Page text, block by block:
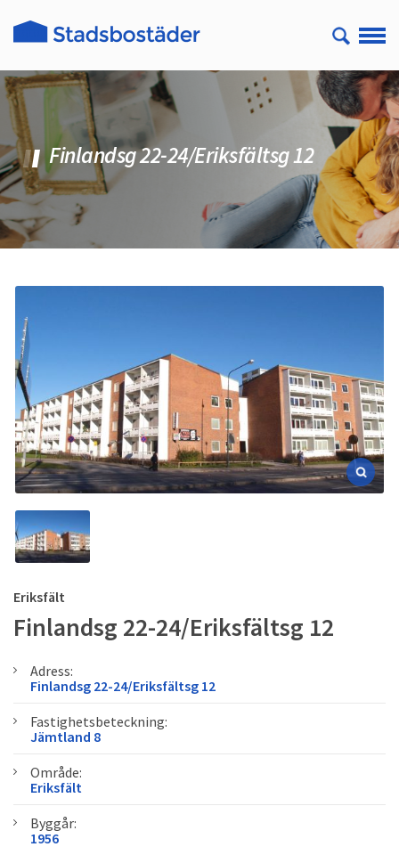
Finlandsg 22-24/Eriksfältsg 12
Eriksfält
Finlandsg 22-24/Eriksfältsg 12
Adress:
Finlandsg 22-24/Eriksfältsg 12
Fastighetsbeteckning:
Jämtland 8
Område:
Eriksfält
Byggår:
1956